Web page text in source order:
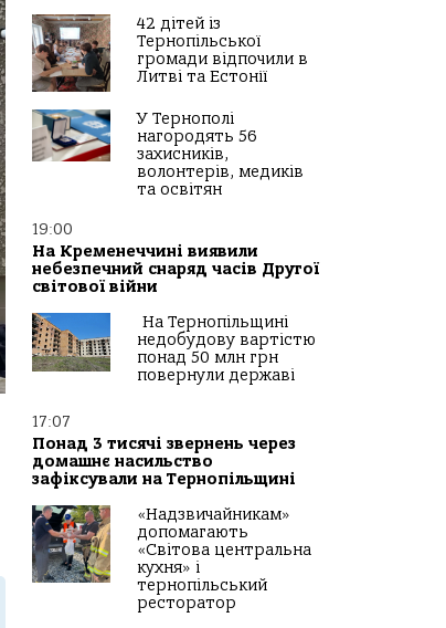
42 дітей із
Тернопільської
громади відпочили в
Литві та Естонії
У Тернополі
нагородять 56
захисників,
волонтерів, медиків
та освітян
19:00
На Кременеччині виявили
небезпечний снаряд часів Другої
світової війни
На Тернопільщині
недобудову вартістю
понад 50 млн грн
повернули державі
17:07
Понад 3 тисячі звернень через
домашнє насильство
зафіксували на Тернопільщині
«Надзвичайникам»
допомагають
«Світова центральна
кухня» і
тернопільський
ресторатор